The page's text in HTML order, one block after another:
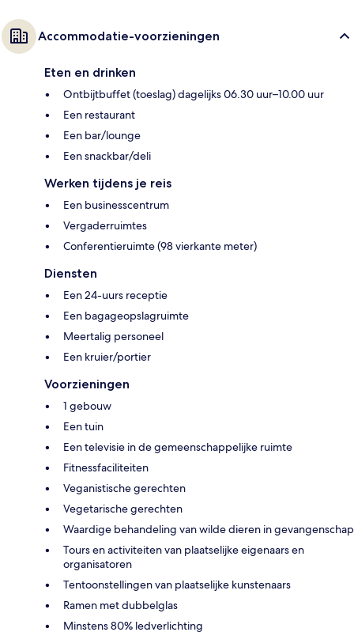
Accommodatie-voorzieningen
Eten en drinken
Ontbijtbuffet (toeslag) dagelijks 06.30 uur–10.00 uur
Een restaurant
Een bar/lounge
Een snackbar/deli
Werken tijdens je reis
Een businesscentrum
Vergaderruimtes
Conferentieruimte (98 vierkante meter)
Diensten
Een 24-uurs receptie
Een bagageopslagruimte
Meertalig personeel
Een kruier/portier
Voorzieningen
1 gebouw
Een tuin
Een televisie in de gemeenschappelijke ruimte
Fitnessfaciliteiten
Veganistische gerechten
Vegetarische gerechten
Waardige behandeling van wilde dieren in gevangenschap
Tours en activiteiten van plaatselijke eigenaars en
organisatoren
Tentoonstellingen van plaatselijke kunstenaars
Ramen met dubbelglas
Minstens 80% ledverlichting